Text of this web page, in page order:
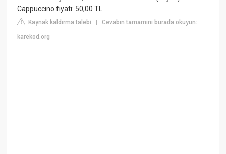
Cappuccino fiyatı: 50,00 TL.
Kaynak kaldırma talebi |Cevabın tamamını burada okuyun:
karekod.org